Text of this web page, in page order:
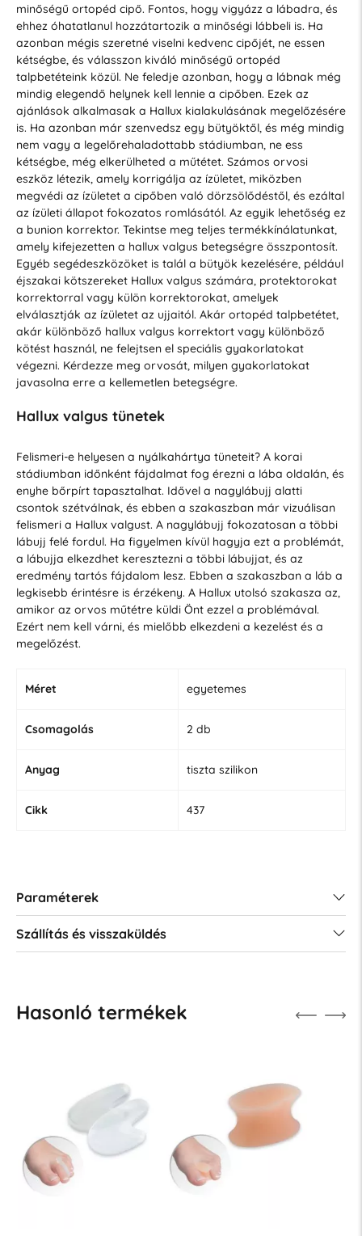
minőségű ortopéd cipő. Fontos, hogy vigyázz a lábadra, és
ehhez óhatatlanul hozzátartozik a minőségi lábbeli is. Ha
azonban mégis szeretné viselni kedvenc cipőjét, ne essen
kétségbe, és válasszon kiváló minőségű ortopéd
talpbetéteink közül. Ne feledje azonban, hogy a lábnak még
mindig elegendő helynek kell lennie a cipőben. Ezek az
ajánlások alkalmasak a Hallux kialakulásának megelőzésére
is. Ha azonban már szenvedsz egy bütyöktől, és még mindig
nem vagy a legelőrehaladottabb stádiumban, ne ess
kétségbe, még elkerülheted a műtétet. Számos orvosi
eszköz létezik, amely korrigálja az ízületet, miközben
megvédi az ízületet a cipőben való dörzsölődéstől, és ezáltal
az ízületi állapot fokozatos romlásától. Az egyik lehetőség ez
a bunion korrektor. Tekintse meg teljes termékkínálatunkat,
amely kifejezetten a hallux valgus betegségre összpontosít.
Egyéb segédeszközöket is talál a bütyök kezelésére, például
éjszakai kötszereket Hallux valgus számára, protektorokat
korrektorral vagy külön korrektorokat, amelyek
elválasztják az ízületet az ujjaitól. Akár ortopéd talpbetétet,
akár különböző hallux valgus korrektort vagy különböző
kötést használ, ne felejtsen el speciális gyakorlatokat
végezni. Kérdezze meg orvosát, milyen gyakorlatokat
javasolna erre a kellemetlen betegségre.
Hallux valgus tünetek
Felismeri-e helyesen a nyálkahártya tüneteit? A korai
stádiumban időnként fájdalmat fog érezni a lába oldalán, és
enyhe bőrpírt tapasztalhat. Idővel a nagylábujj alatti
csontok szétválnak, és ebben a szakaszban már vizuálisan
felismeri a Hallux valgust. A nagylábujj fokozatosan a többi
lábujj felé fordul. Ha figyelmen kívül hagyja ezt a problémát,
a lábujja elkezdhet keresztezni a többi lábujjat, és az
eredmény tartós fájdalom lesz. Ebben a szakaszban a láb a
legkisebb érintésre is érzékeny. A Hallux utolsó szakasza az,
amikor az orvos műtétre küldi Önt ezzel a problémával.
Ezért nem kell várni, és mielőbb elkezdeni a kezelést és a
megelőzést.
Méret egyetemes
Csomagolás 2 db
Anyag tiszta szilikon
Cikk 437
Paraméterek
Szállítás és visszaküldés
Hasonló termékek